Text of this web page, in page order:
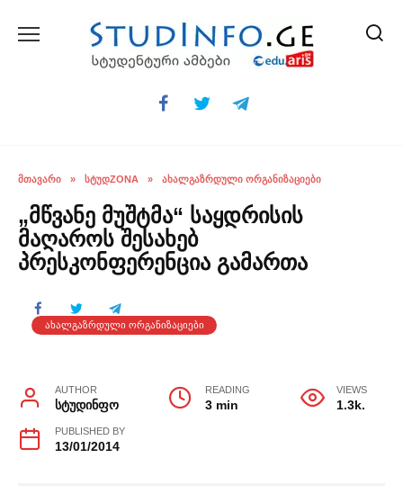
ᲛᲗᲐᲕᲐᲠᲘ » ᲡᲢᲣᲓZONA » ᲐᲮᲐᲚᲒᲐᲖᲠᲓᲣᲚᲘ ᲝᲠᲒᲐᲜᲘᲖᲐᲪᲘᲔᲑᲘ
„მწვანე მუშტმა“ საყდრისის
მაღაროს შესახებ
პრესკონფერენცია გამართა
ᲐᲮᲐᲚᲒᲐᲖᲠᲓᲣᲚᲘ ᲝᲠᲒᲐᲜᲘᲖᲐᲪᲘᲔᲑᲘ
AUTHOR
სტუდინფო
READING
3 min
VIEWS
1.3k.
PUBLISHED BY
13/01/2014